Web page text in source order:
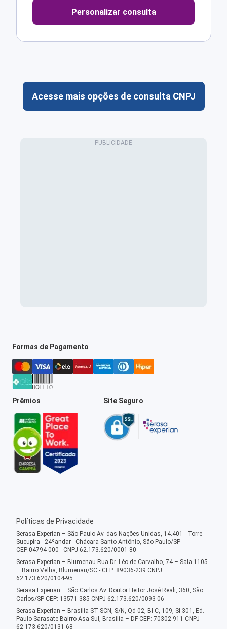
Personalizar consulta
Acesse mais opções de consulta CNPJ
Formas de Pagamento
Prêmios Site Seguro
Políticas de Privacidade
Serasa Experian – São Paulo Av. das Nações Unidas, 14.401 - Torre
Sucupira - 24ºandar - Chácara Santo Antônio, São Paulo/SP -
CEP:04794-000 - CNPJ 62.173.620/0001-80
Serasa Experian – Blumenau Rua Dr. Léo de Carvalho, 74 – Sala 1105
– Bairro Velha, Blumenau/SC - CEP: 89036-239 CNPJ
62.173.620/0104-95
Serasa Experian – São Carlos Av. Doutor Heitor José Reali, 360, São
Carlos/SP CEP: 13571-385 CNPJ 62.173.620/0093-06
Serasa Experian – Brasília ST SCN, S/N, Qd 02, Bl C, 109, Sl 301, Ed.
Paulo Sarasate Bairro Asa Sul, Brasília – DF CEP: 70302-911 CNPJ
62.173.620/0131-68